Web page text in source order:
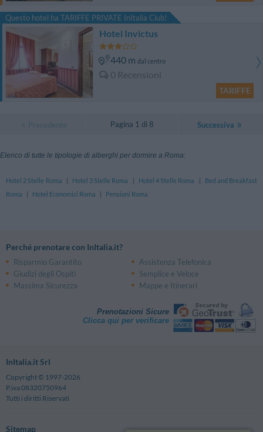
Questo hotel ha TARIFFE PRIVATE InItalia Club!
Hotel Invictus
440 m dal centro
0 Recensioni
TARIFFE
Pagina 1 di 8 Successiva
Elenco di tutte le tipologie di alberghi per dormire a Roma:
Hotel 2 Stelle Roma Hotel 3 Stelle Roma Hotel 4 Stelle Roma
Bed and Breakfast
Roma
Hotel Economici Roma Pensioni Roma
Perché prenotare con InItalia.it?
Risparmio Garantito
Assistenza Telefonica
Giudizi degli Ospiti
Semplice e Veloce
Massima Sicurezza
Mappe e Itinerari
Prenotazioni Sicure
Clicca qui per verificare
InItalia.it Srl
Copyright © 1997-2026
P.iva 08320750964
Tutti i diritti Riservati
Sitemap